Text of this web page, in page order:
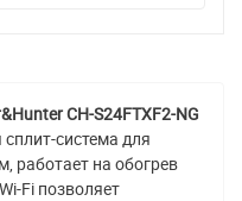
CH-S24FTXF2-NG
система для
работает на обогрев
Fi позволяет